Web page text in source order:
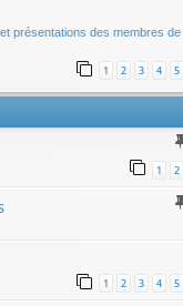
présentations des membres de
1 2 3 4 5
1 2
1 2 3 4 5